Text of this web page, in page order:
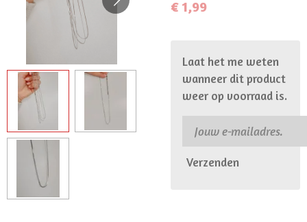
€ 1,99
Laat het me weten
wanneer dit product
weer op voorraad is.
Verzenden